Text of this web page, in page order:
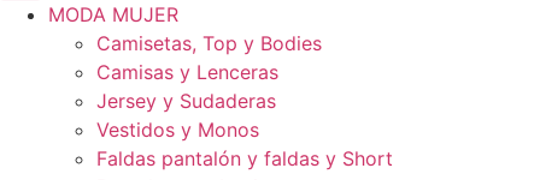
MODA MUJER
Camisetas, Top y Bodies
Camisas y Lenceras
Jersey y Sudaderas
Vestidos y Monos
Faldas pantalón y faldas y Short